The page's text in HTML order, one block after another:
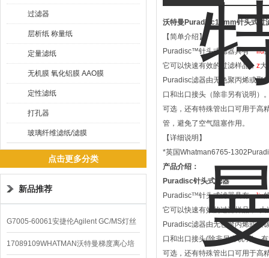
过滤器
层析纸 称量纸
定量滤纸
无机膜 氧化铝膜 AAO膜
定性滤纸
打孔器
玻璃纤维滤纸/滤膜
点击更多分类
新品推荐
G7005-60061安捷伦Agilent GC/MS灯丝
配件
17089109WHATMAN沃特曼梯度离心培
沃特曼Puradisc13mm针头式过
【简单介绍】
Puradisc™针头式滤器具有一liu
它可以快速有效的过滤样品， z
Puradisc滤器由无色聚丙烯或聚
口和出口接头（除非另有说明）
可选，还有特殊管出口可用于高
管，避免了空气阻塞作用。
【详细说明】
*英国Whatman6765-
产品介绍：
Puradisc针头式滤器
Puradisc™针头式滤器具有一liu
它可以快速有效的过滤样品，z大
Puradisc滤器由无色聚丙烯或聚
口和出口接头(除非另有说明)。
可选，还有特殊管出口可用于高